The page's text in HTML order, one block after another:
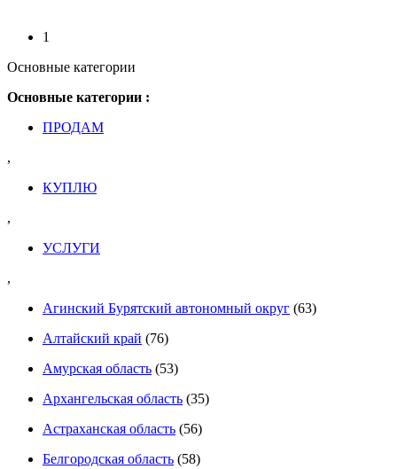
1
Основные категории
Основные категории :
ПРОДАМ
,
КУПЛЮ
,
УСЛУГИ
,
Агинский Бурятский автономный округ (63)
Алтайский край (76)
Амурская область (53)
Архангельская область (35)
Астраханская область (56)
Белгородская область (58)